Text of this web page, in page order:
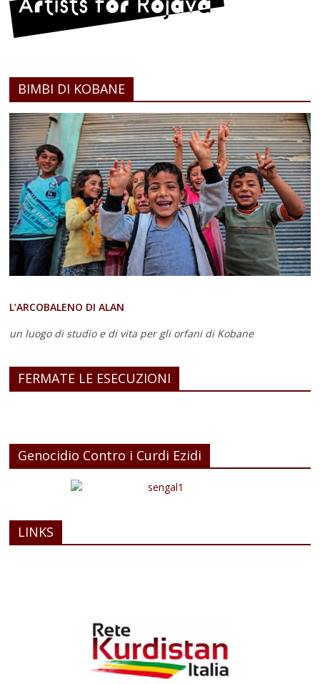
BIMBI DI KOBANE
L’ARCOBALENO DI ALAN
un luogo di studio e di vita per gli orfani di Kobane
FERMATE LE ESECUZIONI
Genocidio Contro i Curdi Ezidi
LINKS